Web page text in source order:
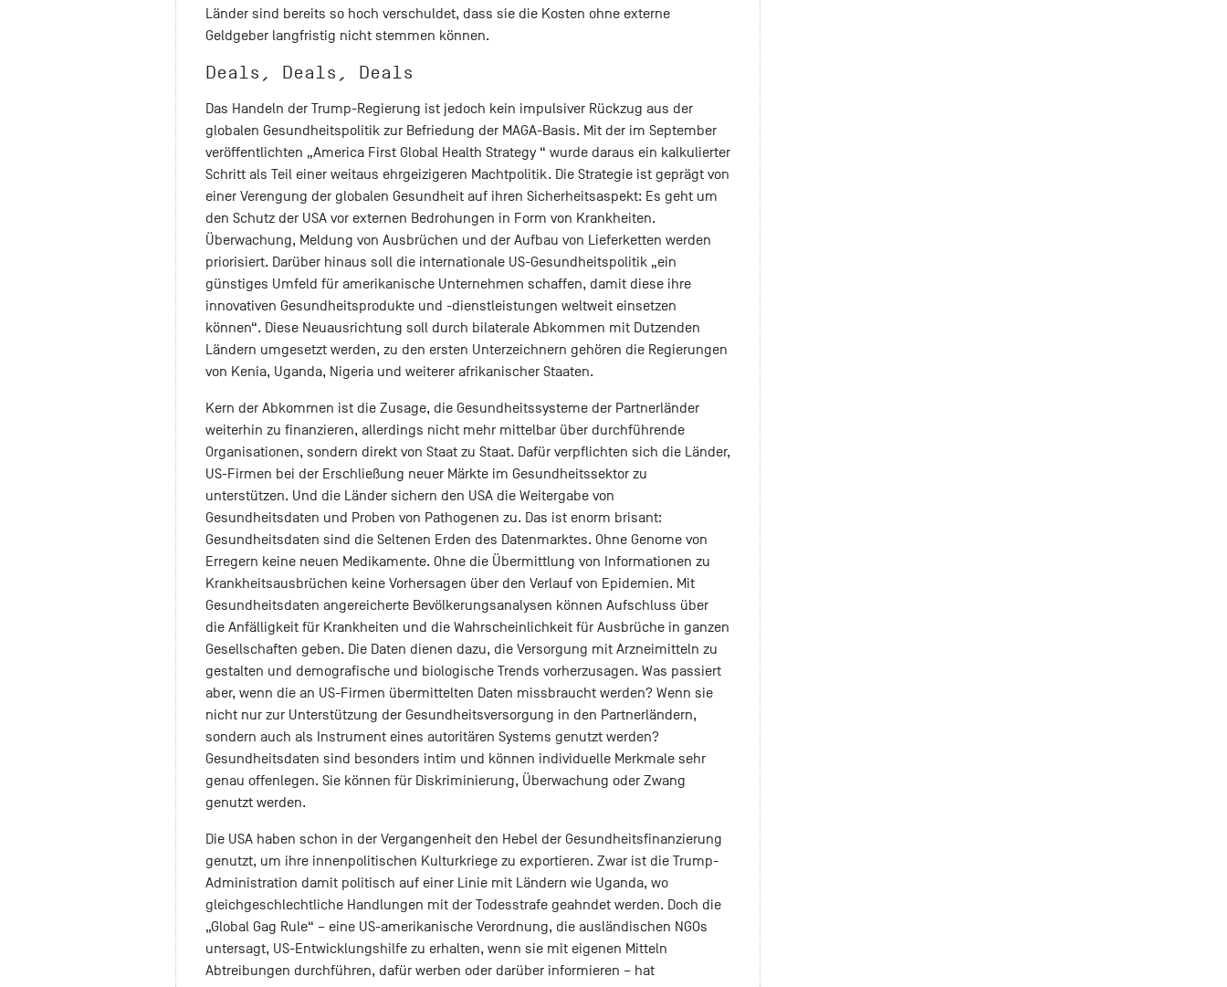
Länder sind bereits so hoch verschuldet, dass sie die Kosten ohne externe
Geldgeber langfristig nicht stemmen können.
Deals, Deals, Deals
Das Handeln der Trump-Regierung ist jedoch kein impulsiver Rückzug aus der
globalen Gesundheitspolitik zur Befriedung der MAGA-Basis. Mit der im September
veröffentlichten „America First Global Health Strategy “ wurde daraus ein kalkulierter
Schritt als Teil einer weitaus ehrgeizigeren Machtpolitik. Die Strategie ist geprägt von
einer Verengung der globalen Gesundheit auf ihren Sicherheitsaspekt: Es geht um
den Schutz der USA vor externen Bedrohungen in Form von Krankheiten.
Überwachung, Meldung von Ausbrüchen und der Aufbau von Lieferketten werden
priorisiert. Darüber hinaus soll die internationale US-Gesundheitspolitik „ein
günstiges Umfeld für amerikanische Unternehmen schaffen, damit diese ihre
innovativen Gesundheitsprodukte und -dienstleistungen weltweit einsetzen
können“. Diese Neuausrichtung soll durch bilaterale Abkommen mit Dutzenden
Ländern umgesetzt werden, zu den ersten Unterzeichnern gehören die Regierungen
von Kenia, Uganda, Nigeria und weiterer afrikanischer Staaten.
Kern der Abkommen ist die Zusage, die Gesundheitssysteme der Partnerländer
weiterhin zu finanzieren, allerdings nicht mehr mittelbar über durchführende
Organisationen, sondern direkt von Staat zu Staat. Dafür verpflichten sich die Länder,
US-Firmen bei der Erschließung neuer Märkte im Gesundheitssektor zu
unterstützen. Und die Länder sichern den USA die Weitergabe von
Gesundheitsdaten und Proben von Pathogenen zu. Das ist enorm brisant:
Gesundheitsdaten sind die Seltenen Erden des Datenmarktes. Ohne Genome von
Erregern keine neuen Medikamente. Ohne die Übermittlung von Informationen zu
Krankheitsausbrüchen keine Vorhersagen über den Verlauf von Epidemien. Mit
Gesundheitsdaten angereicherte Bevölkerungsanalysen können Aufschluss über
die Anfälligkeit für Krankheiten und die Wahrscheinlichkeit für Ausbrüche in ganzen
Gesellschaften geben. Die Daten dienen dazu, die Versorgung mit Arzneimitteln zu
gestalten und demografische und biologische Trends vorherzusagen. Was passiert
aber, wenn die an US-Firmen übermittelten Daten missbraucht werden? Wenn sie
nicht nur zur Unterstützung der Gesundheitsversorgung in den Partnerländern,
sondern auch als Instrument eines autoritären Systems genutzt werden?
Gesundheitsdaten sind besonders intim und können individuelle Merkmale sehr
genau offenlegen. Sie können für Diskriminierung, Überwachung oder Zwang
genutzt werden.
Die USA haben schon in der Vergangenheit den Hebel der Gesundheitsfinanzierung
genutzt, um ihre innenpolitischen Kulturkriege zu exportieren. Zwar ist die Trump-
Administration damit politisch auf einer Linie mit Ländern wie Uganda, wo
gleichgeschlechtliche Handlungen mit der Todesstrafe geahndet werden. Doch die
„Global Gag Rule“ – eine US-amerikanische Verordnung, die ausländischen NGOs
untersagt, US-Entwicklungshilfe zu erhalten, wenn sie mit eigenen Mitteln
Abtreibungen durchführen, dafür werben oder darüber informieren – hat